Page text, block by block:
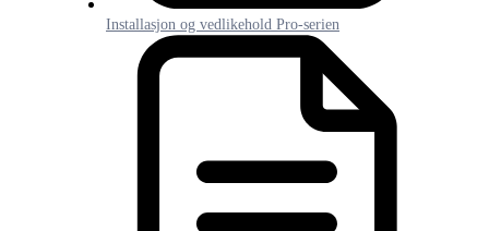
Installasjon og vedlikehold Pro-serien